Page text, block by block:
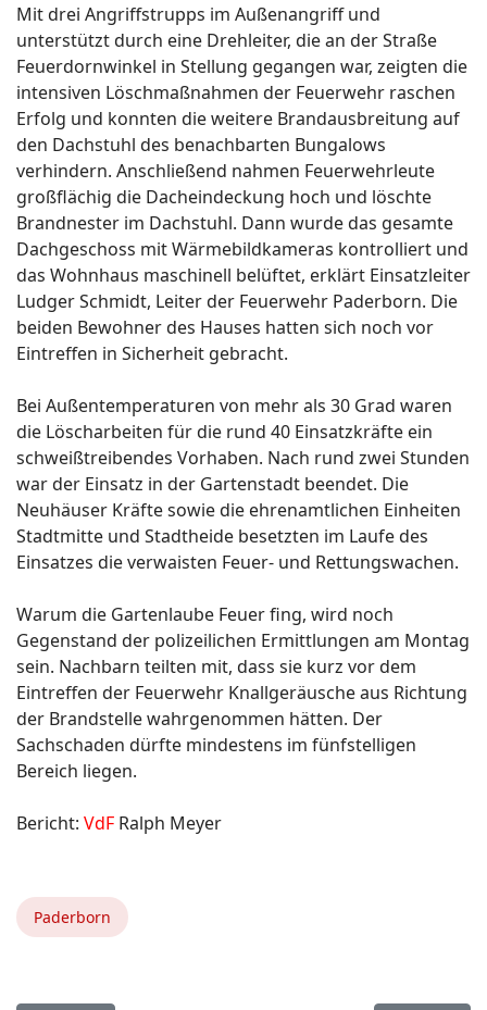
Mit drei Angriffstrupps im Außenangriff und
unterstützt durch eine Drehleiter, die an der Straße
Feuerdornwinkel in Stellung gegangen war, zeigten die
intensiven Löschmaßnahmen der Feuerwehr raschen
Erfolg und konnten die weitere Brandausbreitung auf
den Dachstuhl des benachbarten Bungalows
verhindern. Anschließend nahmen Feuerwehrleute
großflächig die Dacheindeckung hoch und löschte
Brandnester im Dachstuhl. Dann wurde das gesamte
Dachgeschoss mit Wärmebildkameras kontrolliert und
das Wohnhaus maschinell belüftet, erklärt Einsatzleiter
Ludger Schmidt, Leiter der Feuerwehr Paderborn. Die
beiden Bewohner des Hauses hatten sich noch vor
Eintreffen in Sicherheit gebracht.
Bei Außentemperaturen von mehr als 30 Grad waren
die Löscharbeiten für die rund 40 Einsatzkräfte ein
schweißtreibendes Vorhaben. Nach rund zwei Stunden
war der Einsatz in der Gartenstadt beendet. Die
Neuhäuser Kräfte sowie die ehrenamtlichen Einheiten
Stadtmitte und Stadtheide besetzten im Laufe des
Einsatzes die verwaisten Feuer- und Rettungswachen.
Warum die Gartenlaube Feuer fing, wird noch
Gegenstand der polizeilichen Ermittlungen am Montag
sein. Nachbarn teilten mit, dass sie kurz vor dem
Eintreffen der Feuerwehr Knallgeräusche aus Richtung
der Brandstelle wahrgenommen hätten. Der
Sachschaden dürfte mindestens im fünfstelligen
Bereich liegen.
Bericht: VdF Ralph Meyer
Paderborn